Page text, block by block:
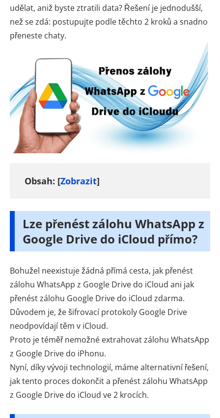
udělat, aniž byste ztratili data? Řešení je jednodušší,
než se zdá: postupujte podle těchto 2 kroků a snadno
přeneste chaty.
Obsah: [Zobrazit]
Lze přenést zálohu WhatsApp z
Google Drive do iCloud přímo?
Bohužel neexistuje žádná přímá cesta, jak přenést
zálohu WhatsApp z Google Drive do iCloud ani jak
přenést zálohu Google Drive do iCloud zdarma.
Důvodem je, že šifrovací protokoly Google Drive
neodpovídají těm v iCloud.
Proto je téměř nemožné extrahovat zálohu WhatsApp
z Google Drive do iPhonu.
Nyní, díky vývoji technologií, máme alternativní řešení,
jak tento proces dokončit a přenést zálohu WhatsApp
z Google Drive do iCloud ve 2 krocích.